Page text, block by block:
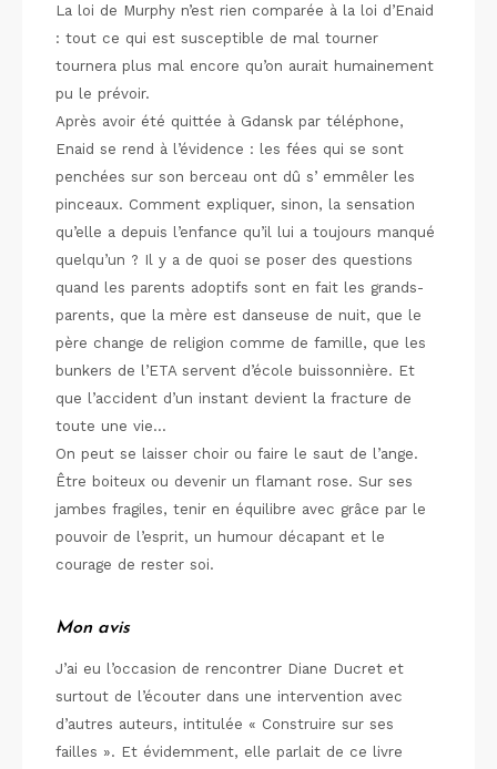
La loi de Murphy n’est rien comparée à la loi d’Enaid
: tout ce qui est susceptible de mal tourner
tournera plus mal encore qu’on aurait humainement
pu le prévoir.
Après avoir été quittée à Gdansk par téléphone,
Enaid se rend à l’évidence : les fées qui se sont
penchées sur son berceau ont dû s’ emmêler les
pinceaux. Comment expliquer, sinon, la sensation
qu’elle a depuis l’enfance qu’il lui a toujours manqué
quelqu’un ? Il y a de quoi se poser des questions
quand les parents adoptifs sont en fait les grands-
parents, que la mère est danseuse de nuit, que le
père change de religion comme de famille, que les
bunkers de l’ETA servent d’école buissonnière. Et
que l’accident d’un instant devient la fracture de
toute une vie…
On peut se laisser choir ou faire le saut de l’ange.
Être boiteux ou devenir un flamant rose. Sur ses
jambes fragiles, tenir en équilibre avec grâce par le
pouvoir de l’esprit, un humour décapant et le
courage de rester soi.
Mon avis
J’ai eu l’occasion de rencontrer Diane Ducret et
surtout de l’écouter dans une intervention avec
d’autres auteurs, intitulée « Construire sur ses
failles ». Et évidemment, elle parlait de ce livre